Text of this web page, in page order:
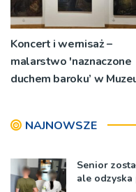
Koncert i wernisaż –
malarstwo 'naznaczone
duchem baroku’ w
NAJNOWSZE
Senior
ale